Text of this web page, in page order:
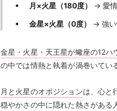
月×火星（180度）
→ 愛
金星×火星（0度）
→ 強い
金星・火星・天王星が蠍座の12ハ
の中では情熱と執着が渦巻いてい
月と火星のオポジションは、心と
穏やかさの中に隠れた熱さがある